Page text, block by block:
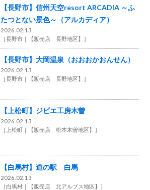
【長野市】信州天空resort ARCADIA ～ふ
たつとない景色～（アルカディア）
2026.02.13
［長野市 【販売店 長野地区】 ］
【長野市】大岡温泉（おおおかおんせん）
2026.02.13
［長野市 【販売店 長野地区】 ］
【上松町】ジビエ工房木曽
2026.02.13
［ 上松町 【販売店 松本木曽地区】 ］
【白馬村】道の駅 白馬
2026.02.13
［白馬村 【販売店 北アルプス地区】 ］